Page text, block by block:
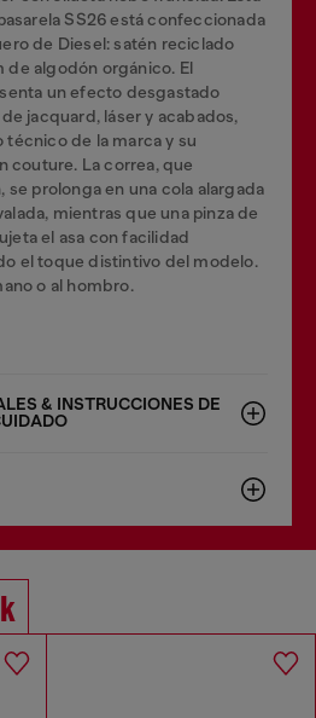
SS26 está confeccionada
de Diesel: satén reciclado
de algodón orgánico. El
un efecto desgastado
jacquard, láser y acabados,
de la marca y su
couture. La correa, que
se prolonga en una cola alargada
mientras que una pinza de
el asa con facilidad
el toque distintivo del modelo.
o al hombro.
& INSTRUCCIONES DE